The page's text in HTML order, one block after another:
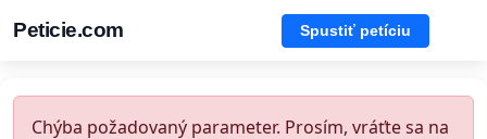
Peticie.com Spustiť petíciu
Chýba požadovaný parameter. Prosím, vráťte sa na